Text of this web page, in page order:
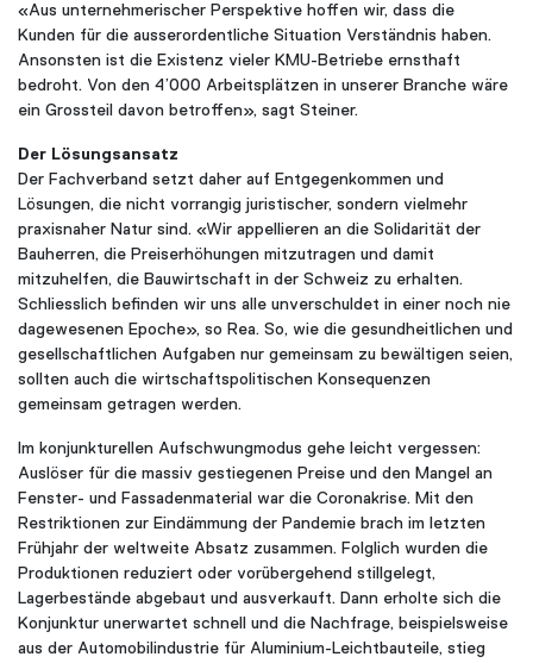
«Aus unternehmerischer Perspektive hoffen wir, dass die
Kunden für die ausserordentliche Situation Verständnis haben.
Ansonsten ist die Existenz vieler KMU-Betriebe ernsthaft
bedroht. Von den 4’000 Arbeitsplätzen in unserer Branche wäre
ein Grossteil davon betroffen», sagt Steiner.
Der Lösungsansatz
Der Fachverband setzt daher auf Entgegenkommen und
Lösungen, die nicht vorrangig juristischer, sondern vielmehr
praxisnaher Natur sind. «Wir appellieren an die Solidarität der
Bauherren, die Preiserhöhungen mitzutragen und damit
mitzuhelfen, die Bauwirtschaft in der Schweiz zu erhalten.
Schliesslich befinden wir uns alle unverschuldet in einer noch nie
dagewesenen Epoche», so Rea. So, wie die gesundheitlichen und
gesellschaftlichen Aufgaben nur gemeinsam zu bewältigen seien,
sollten auch die wirtschaftspolitischen Konsequenzen
gemeinsam getragen werden.
Im konjunkturellen Aufschwungmodus gehe leicht vergessen:
Auslöser für die massiv gestiegenen Preise und den Mangel an
Fenster- und Fassadenmaterial war die Coronakrise. Mit den
Restriktionen zur Eindämmung der Pandemie brach im letzten
Frühjahr der weltweite Absatz zusammen. Folglich wurden die
Produktionen reduziert oder vorübergehend stillgelegt,
Lagerbestände abgebaut und ausverkauft. Dann erholte sich die
Konjunktur unerwartet schnell und die Nachfrage, beispielsweise
aus der Automobilindustrie für Aluminium-Leichtbauteile, stieg